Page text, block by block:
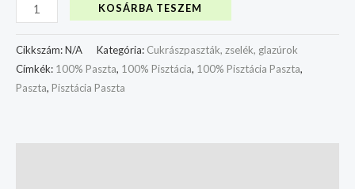
KOSÁRBA TESZEM
Cikkszám:N/A Kategória: Cukrászpaszták, zselék, glazúrok
Címkék: 100% Paszta, 100% Pisztácia, 100% Pisztácia Paszta,
Paszta, Pisztácia Paszta